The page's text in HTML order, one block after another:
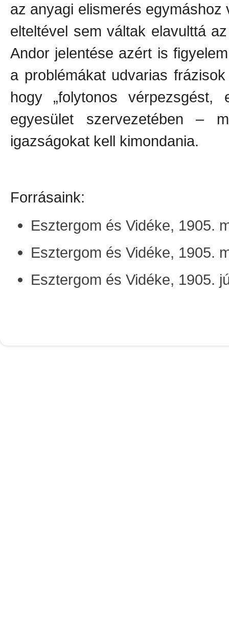
az anyagi elismerés
elteltével sem váltak elavulttá
Andor jelentése azért is
a problémákat udvarias
hogy „folytonos vérpezsgést,
egyesület szervezetében –
igazságokat kell kimondania.
Forrásaink:
Esztergom és Vidéke, 1905.
Esztergom és Vidéke, 1905.
Esztergom és Vidéke, 1905.